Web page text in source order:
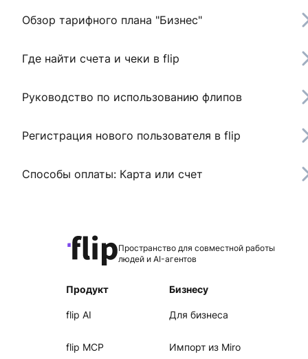
Обзор тарифного плана "Бизнес"
Где найти счета и чеки в flip
Руководство по использованию флипов
Регистрация нового пользователя в flip
Способы оплаты: Карта или счет
Пространство для совместной работы
людей и AI-агентов
Продукт
flip AI
flip MCP
Бизнесу
Для бизнеса
Импорт из Miro